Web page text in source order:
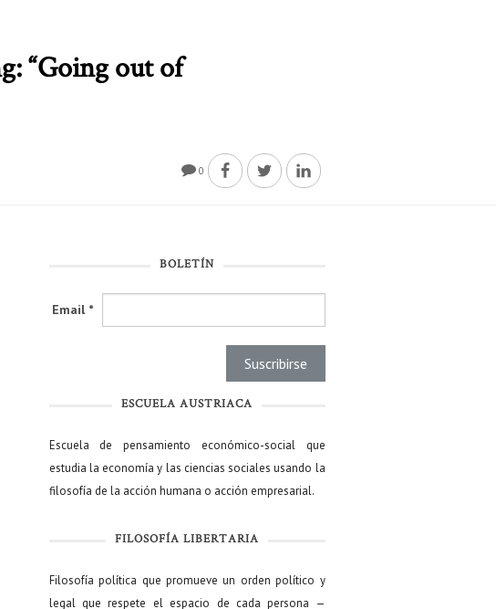
“Going out of
0
BOLETÍN
Email *
ESCUELA AUSTRIACA
Escuela de pensamiento económico-social que
estudia la economía y las ciencias sociales usando la
filosofía de la acción humana o acción empresarial.
FILOSOFÍA LIBERTARIA
Filosofía política que promueve un orden político y
legal que respete el espacio de cada persona —